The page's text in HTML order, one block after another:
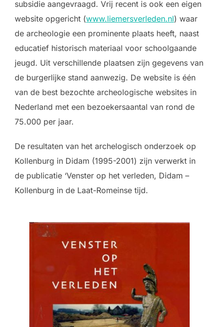
subsidie aangevraagd. Vrij recent is ook een eigen
website opgericht (www.liemersverleden.nl) waar
de archeologie een prominente plaats heeft, naast
educatief historisch materiaal voor schoolgaande
jeugd. Uit verschillende plaatsen zijn gegevens van
de burgerlijke stand aanwezig. De website is één
van de best bezochte archeologische websites in
Nederland met een bezoekersaantal van rond de
75.000 per jaar.
De resultaten van het archelogisch onderzoek op
Kollenburg in Didam (1995-2001) zijn verwerkt in
de publicatie ‘Venster op het verleden, Didam –
Kollenburg in de Laat-Romeinse tijd.